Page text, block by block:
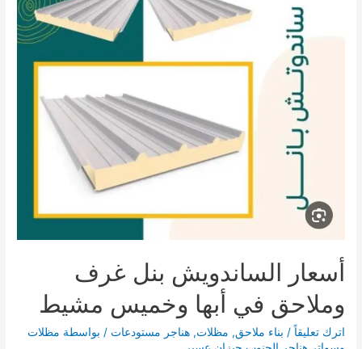
احمد0550708613
أسعار الساندويش بنل غرف
وملاحق في أبها وخميس مشيط
اترك تعليقاً / بناء ملاحق, مظلات,هناجر مستودعات / بواسطة مظلات